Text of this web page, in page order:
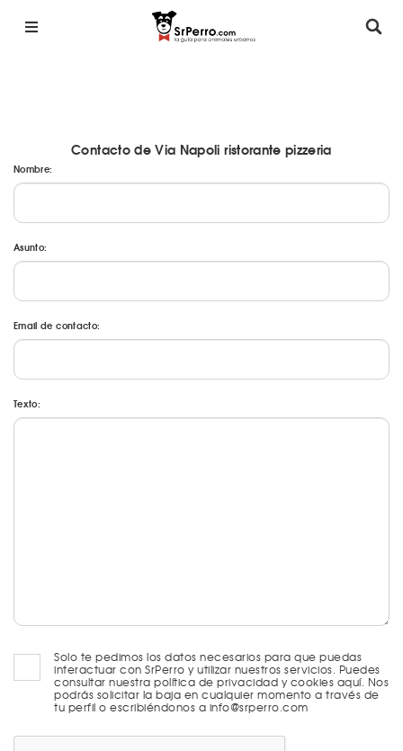
Contacto de Via Napoli ristorante pizzeria
Nombre:
Asunto:
Email de contacto:
Texto:
Solo te pedimos los datos necesarios para que puedas
interactuar con SrPerro y utilizar nuestros servicios. Puedes
consultar nuestra política de privacidad y cookies aquí. Nos
podrás solicitar la baja en cualquier momento a través de
tu perfil o escribiéndonos a info@srperro.com